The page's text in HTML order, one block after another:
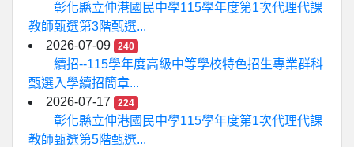
彰化縣立伸港國民中學115學年度第1次代理代課
教師甄選第3階甄選...
2026-07-09
240
續招--115學年度高級中等學校特色招生專業群科
甄選入學續招簡章...
2026-07-17
224
彰化縣立伸港國民中學115學年度第1次代理代課
教師甄選第5階甄選...